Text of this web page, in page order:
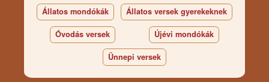
Állatos mondókák Állatos versek gyerekeknek
Óvodás versek Újévi mondókák
Ünnepi versek